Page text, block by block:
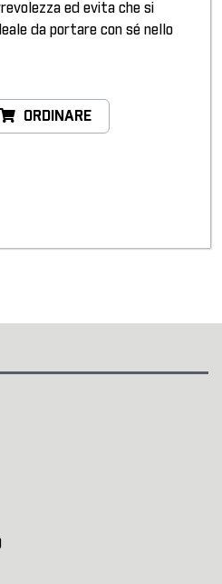
ed evita che si
da portare con sé nello
ORDINARE